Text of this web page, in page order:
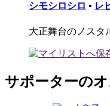
シモシロシロ • レ
大正舞台のノスタ
サポーターの